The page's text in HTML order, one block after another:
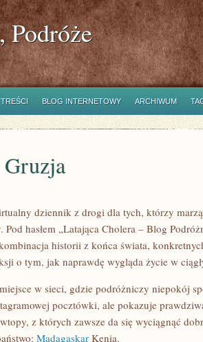
Podróże
BLOG INTERNETOWY ARCHIWUM
dziennik z drogi dla tych, którzy
hasłem „Latająca Cholera – Blog
historii z końca świata,
o tym, jak naprawdę wygląda życie w
w sieci, gdzie podróżniczy niepokój
pocztówki, ale pokazuje
z których zawsze da się wyciągnąć
Madagaskar Kenia.